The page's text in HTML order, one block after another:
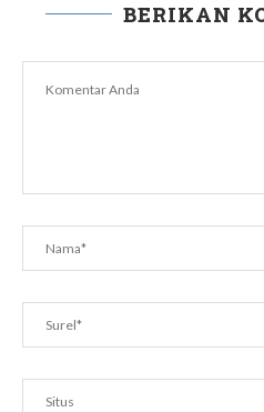
BERIKAN